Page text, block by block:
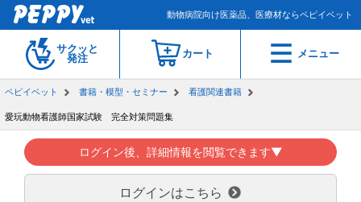
動物病院向け医薬品、医療材ならペピイベット
サクッと
発注
カート メニュー
ペピイベット 書籍・模型・セミナー 看護関連書籍
愛玩動物看護師国家試験 完全対策問題集
ログイン後、詳細情報を閲覧できます▼
ログインはこちら